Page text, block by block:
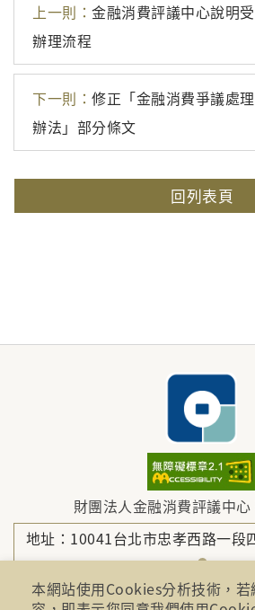
上一則： 金融消費評議中心說明
辦理流程
下一則： 修正「金融消費爭議處
辦法」部分條文
回列表頁
財團法人金融消費評議中
地址：10041台北市忠孝西路一段
電話：886-2-2316-
本網站使用Cookies分析技術，